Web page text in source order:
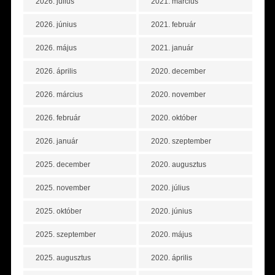
2026. június
2026. május
2026. április
2026. március
2026. február
2026. január
2025. december
2025. november
2025. október
2025. szeptember
2025. augusztus
2021. február
2021. január
2020. december
2020. november
2020. október
2020. szeptember
2020. augusztus
2020. július
2020. június
2020. május
2020. április